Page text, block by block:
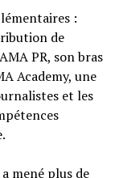
:
de
PR, son bras
Academy, une
et les
mené plus de